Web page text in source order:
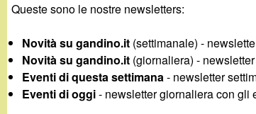
g
a
n
Queste sono le nostre newsletters:
Novità su gandino.it (settimanale) -
Novità su gandino.it (giornaliera) -
Eventi di questa settimana- newsletter
Eventi di oggi- newsletter giornaliera con gli